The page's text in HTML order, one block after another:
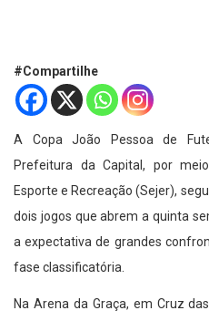
#Compartilhe
A Copa João Pessoa de
Prefeitura da Capital, por
Esporte e Recreação (Sejer),
dois jogos que abrem a quinta
a expectativa de grandes
fase classificatória.
Na Arena da Graça, em Cruz